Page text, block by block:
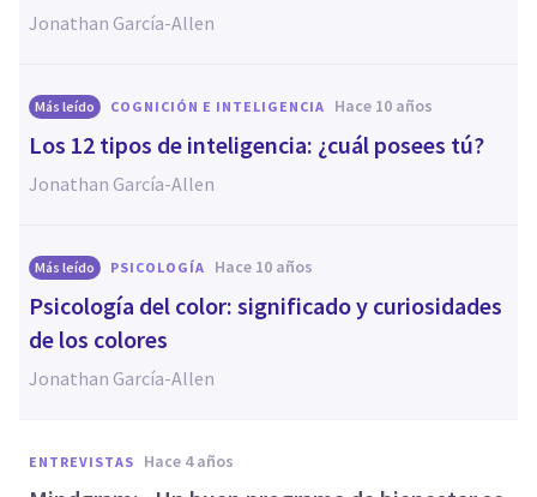
Jonathan García-Allen
Más leído COGNICIÓN E INTELIGENCIA hace 10 años
Los 12 tipos de inteligencia: ¿cuál posees tú?
Jonathan García-Allen
Más leído PSICOLOGÍA hace 10 años
Psicología del color: significado y curiosidades
de los colores
Jonathan García-Allen
ENTREVISTAS hace 4 años